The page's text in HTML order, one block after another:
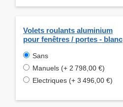
Volets roulants aluminium
pour fenêtres / portes - blanc
Sans
Manuels (+ 2 798,00 €)
Electriques (+ 3 496,00 €)